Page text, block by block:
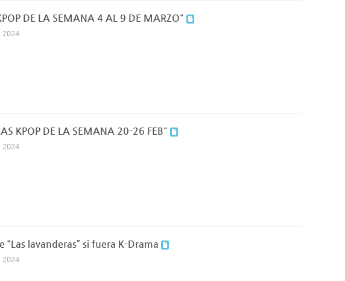
DE LA SEMANA 4 AL 9 DE MARZO"
2024
KPOP DE LA SEMANA 20-26 FEB"
2024
“Las lavanderas” si fuera K-Drama
2024